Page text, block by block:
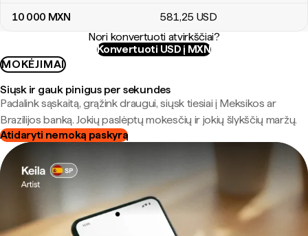
10 000 MXN 581,25 USD
Nori konvertuoti atvirkščiai?
Konvertuoti USD į MXN
MOKĖJIMAI
Siųsk ir gauk pinigus per sekundes
Padalink sąskaitą, grąžink draugui, siųsk tiesiai į Meksikos ar
Brazilijos banką. Jokių paslėptų mokesčių ir jokių šlykščių maržų.
Atidaryti nemoką paskyrą